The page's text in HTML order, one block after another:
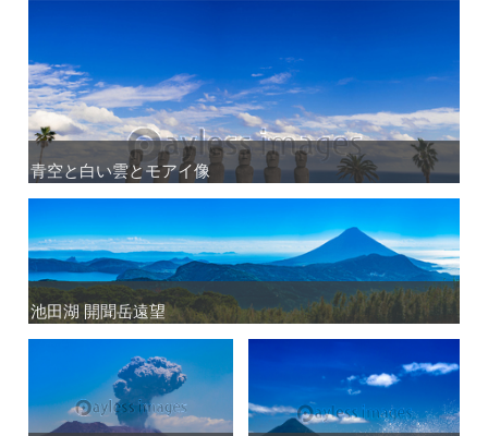
青空と白い雲とモアイ像
青空と白い雲とモアイ像
池田湖 開聞岳遠望
池田湖 開聞岳遠望